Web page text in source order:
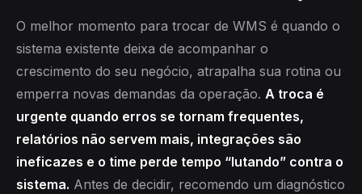
O melhor momento para trocar de WMS é quando o
sistema existente deixa de acompanhar o
crescimento do seu negócio, atrapalha sua rotina ou
emperra novas demandas da operação. A troca é
urgente quando erros se tornam frequentes,
relatórios não servem mais, integrações são
ineficazes e o time perde tempo “lutando” contra o
sistema. Antes de decidir, recomendo um diagnóstico